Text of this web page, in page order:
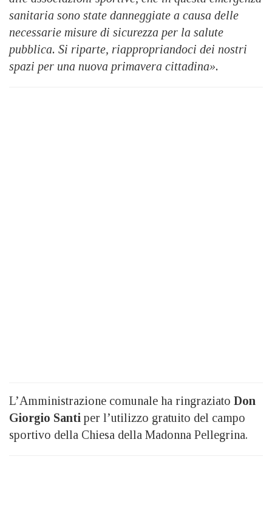
sanitaria sono state danneggiate a causa delle
necessarie misure di sicurezza per la salute
pubblica. Si riparte, riappropriandoci dei nostri
spazi per una nuova primavera cittadina».
L’Amministrazione comunale ha ringraziato Don
Giorgio Santi per l’utilizzo gratuito del campo
sportivo della Chiesa della Madonna Pellegrina.